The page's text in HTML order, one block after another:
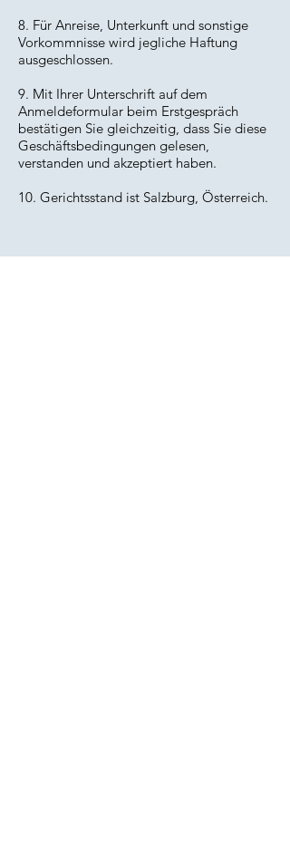
8. Für Anreise, Unterkunft und sonstige
Vorkommnisse wird jegliche Haftung
ausgeschlossen.
9. Mit Ihrer Unterschrift auf dem
Anmeldeformular beim Erstgespräch
bestätigen Sie gleichzeitig, dass Sie diese
Geschäftsbedingungen gelesen,
verstanden und akzeptiert haben.
10. Gerichtsstand ist Salzburg, Österreich.